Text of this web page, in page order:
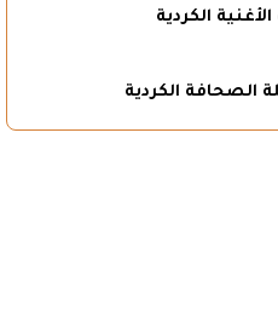
الكردية
الصحافة الكردية